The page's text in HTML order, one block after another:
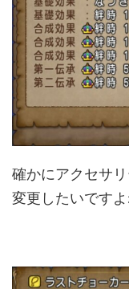
確かにアクセサ
変更したいですよ